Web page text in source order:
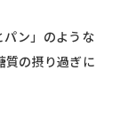
パン」のような
質の摂り過ぎに